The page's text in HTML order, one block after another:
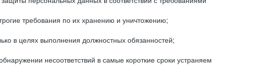
требования по их хранению и уничтожению;
в целях выполнения должностных обязанностей;
несоответствий в самые короткие сроки устраняем